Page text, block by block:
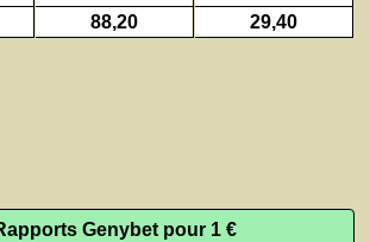
88,20 29,40
Genybet pour 1 €